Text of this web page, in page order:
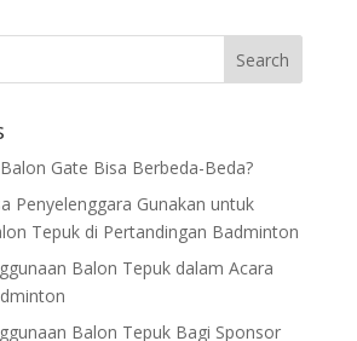
Gate Bisa Berbeda-Beda?
Penyelenggara Gunakan untuk
Tepuk di Pertandingan Badminton
Balon Tepuk dalam Acara
Balon Tepuk Bagi Sponsor